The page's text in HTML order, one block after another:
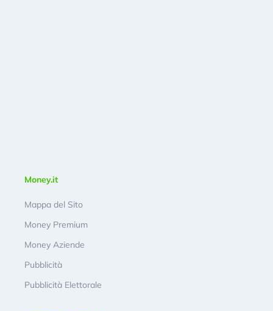
Money.it
Mappa del Sito
Money Premium
Money Aziende
Pubblicità
Pubblicità Elettorale